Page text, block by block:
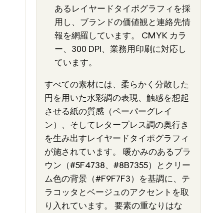
あるレイヤードタイポグラフィを採
用し、ブランドの価値観と連絡先情
報を網羅しています。 CMYK カラ
ー、300 DPI、業務用印刷に対応し
ています。
すべての素材には、柔らかく分散した
円を用いた水彩調の表現、触感を想起
させる紙の質感（ペーパーグレイ
ン）、そしてレタープレス調の奥行き
を生み出すレイヤードタイポグラフィ
が施されています。 暖かみのあるブラ
ウン（#5F4738、#8B7355）とクリー
ム色の背景（#F9F7F3）を基調に、テ
ラコッタとベージュのアクセントを取
り入れています。 要素の重なりはな